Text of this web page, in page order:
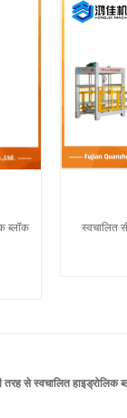
ब्लॉक
स्वचालित
तरह से स्वचालित हाइड्रोलिक